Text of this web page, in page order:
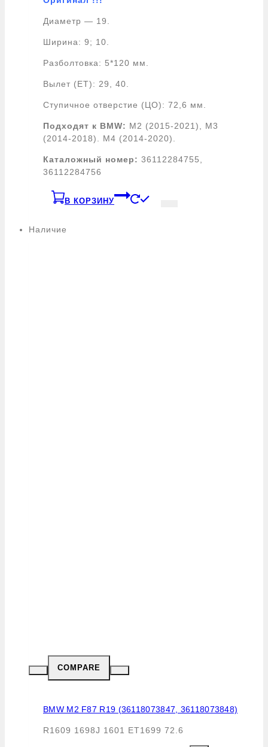
Диаметр — 19.
Ширина: 9; 10.
Разболтовка: 5*120 мм.
Вылет (ET): 29, 40.
Ступичное отверстие (ЦО): 72,6 мм.
Подходят к BMW: M2 (2015-2021), M3
(2014-2018). M4 (2014-2020).
Каталожный номер: 36112284755,
36112284756
В КОРЗИНУ
Наличие
COMPARE
BMW M2 F87 R19 (36118073847, 36118073848)
R1609 1698J 1601 ET1699 72.6